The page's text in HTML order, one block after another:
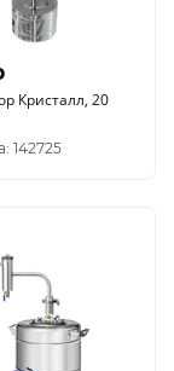
Кристалл, 20
142725